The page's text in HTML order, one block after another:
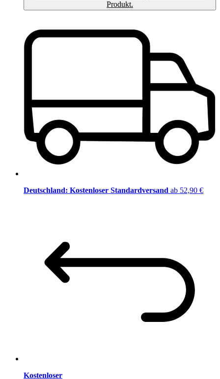
Produkt.
Deutschland: Kostenloser Standardversand ab 52,90 €
Kostenloser